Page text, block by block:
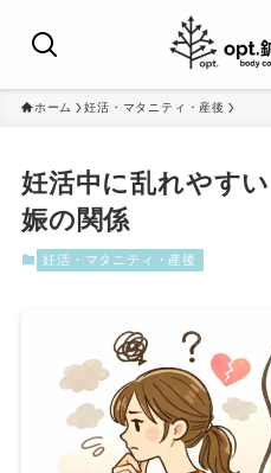
ホーム 妊活・マタニティ・産後
妊活中に乱れやす
娠の関係
妊活・マタニティ・産後